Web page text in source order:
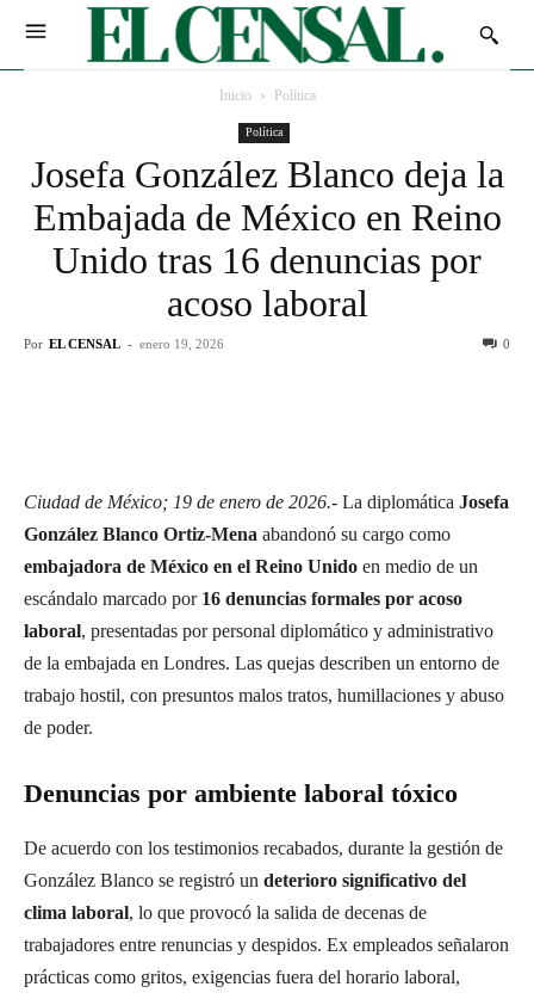
Inicio Política
Política
Josefa González Blanco deja la
Embajada de México en Reino
Unido tras 16 denuncias por
acoso laboral
Por EL CENSAL - enero 19, 2026 0
Ciudad de México; 19 de enero de 2026.- La diplomática Josefa
González Blanco Ortiz-Mena abandonó su cargo como
embajadora de México en el Reino Unido en medio de un
escándalo marcado por 16 denuncias formales por acoso
laboral, presentadas por personal diplomático y administrativo
de la embajada en Londres. Las quejas describen un entorno de
trabajo hostil, con presuntos malos tratos, humillaciones y abuso
de poder.
Denuncias por ambiente laboral tóxico
De acuerdo con los testimonios recabados, durante la gestión de
González Blanco se registró un deterioro significativo del
clima laboral, lo que provocó la salida de decenas de
trabajadores entre renuncias y despidos. Ex empleados señalaron
prácticas como gritos, exigencias fuera del horario laboral,